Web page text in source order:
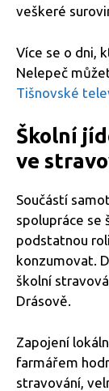
veškeré
Více se o dni,
Nelepeč
Tišnovské
Školní
ve
Součástí
spolupráce se
podstatnou
konzumovat.
školní
Drásově.
Zapojení
farmářem
stravování,